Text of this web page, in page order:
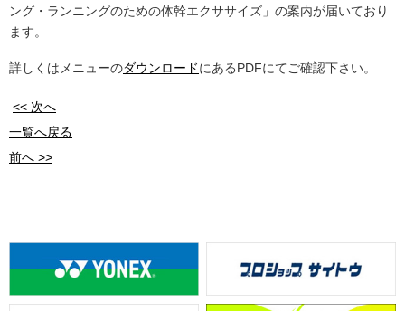
ング・ランニングのための体幹エクササイズ」の案内が届いており
ます。
詳しくはメニューのダウンロードにあるPDFにてご確認下さい。
<< 次へ
一覧へ戻る
前へ >>